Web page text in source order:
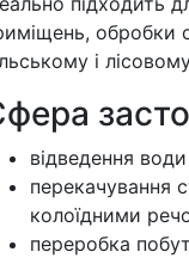
обробки
і
відведення
перекачування
колоїдними
переробка